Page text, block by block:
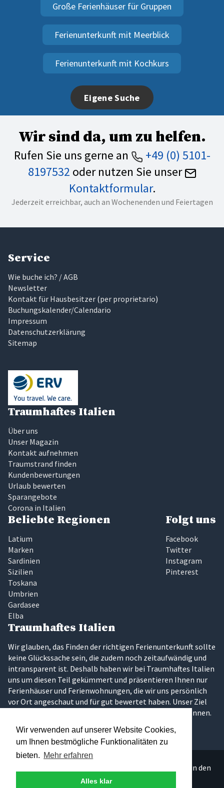
Wir verwenden auf unserer Website Cookies,
um Ihnen bestmögliche Funktionalitäten zu
bieten. Mehr erfahren
Alles klar
Große Ferienhäuser für Gruppen
Ferienunterkunft mit Meerblick
Ferienunterkunft mit Kochkurs
Eigene Suche
Wir sind da, um zu helfen.
Rufen Sie uns gerne an
+49 (0) 5101-
8197532 oder nutzen Sie unser
Kontaktformular.
Jederzeit erreichbar, auch an Wochenenden und Feiertagen
Service
Wie buche ich? / AGB
Newsletter
Kontakt für Hausbesitzer (per proprietario)
Buchungskalender/Calendario
Impressum
Datenschutzerklärung
Sitemap
Traumhaftes Italien
Über uns
Unser Magazin
Kontakt aufnehmen
Traumstrand finden
Kundenbewertungen
Urlaub bewerten
Sparangebote
Corona in Italien
Beliebte Regionen
Latium
Marken
Sardinien
Sizilien
Toskana
Umbrien
Gardasee
Elba
Folgt uns
Facebook
Twitter
Instagram
Pinterest
Traumhaftes Italien
Wir glauben, das Finden der richtigen Ferienunterkunft sollte
keine Glückssache sein, die zudem noch zeitaufwändig und
intransparent ist. Deshalb haben wir bei Traumhaftes Italien
uns um diesen Teil gekümmert und präsentieren Ihnen nur
Ferienhäuser und Ferienwohnungen, die wir uns persönlich
vor Ort angeschaut und für gut bewertet haben. Unser Ziel
ist es, dass Sie Ihren Traumurlaub in Italien erleben können.
Über 300 persönlich ausgesuchte Ferienunterkünfte in den
schönsten Regionen Italiens.